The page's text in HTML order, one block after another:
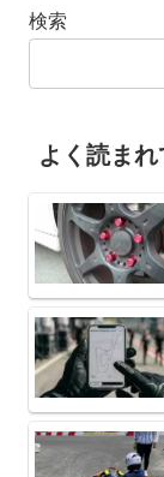
検索
よく読ま